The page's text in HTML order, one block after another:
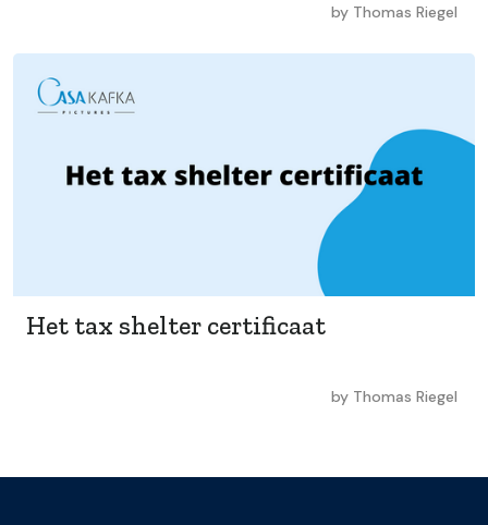
by Thomas Riegel
Het tax shelter certificaat
by Thomas Riegel